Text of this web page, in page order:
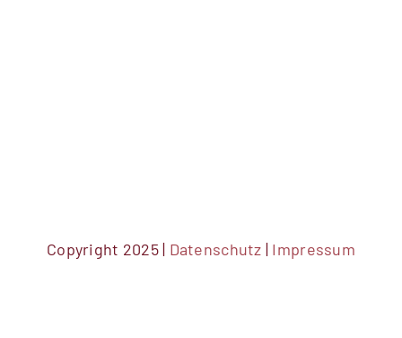
Copyright 2025 | Datenschutz | Impressum